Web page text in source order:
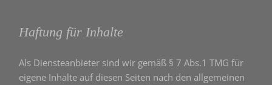
Haftung für Inhalte
Als Diensteanbieter sind wir gemäß § 7 Abs.1 TMG für
eigene Inhalte auf diesen Seiten nach den allgemeinen